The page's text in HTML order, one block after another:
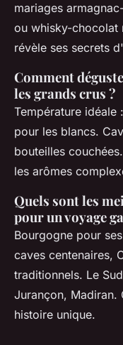
mariages
ou whisky-chocolat
révèle ses secrets
Comment
les grands crus ?
Température idéale
pour les blancs.
bouteilles
les arômes
Quels sont les
pour un voyage
Bourgogne pour
caves centenaires,
traditionnels. Le
Jurançon, Madiran.
histoire unique.